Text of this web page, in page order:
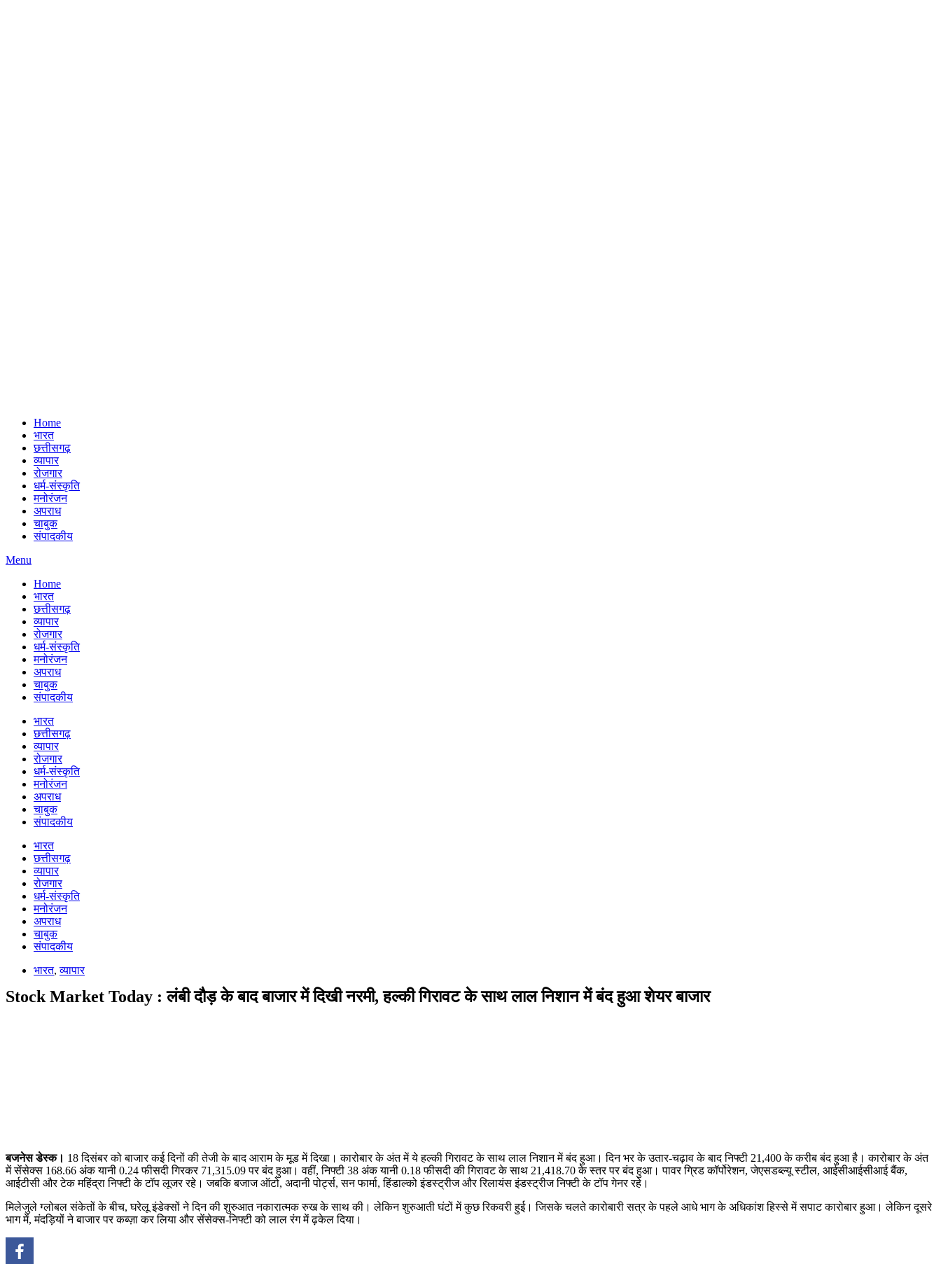
Home
भारत
छत्तीसगढ़
व्यापार
रोजगार
धर्म-संस्कृति
मनोरंजन
अपराध
चाबुक
संपादकीय
Menu
Home
भारत
छत्तीसगढ़
व्यापार
रोजगार
धर्म-संस्कृति
मनोरंजन
अपराध
चाबुक
संपादकीय
भारत
छत्तीसगढ़
व्यापार
रोजगार
धर्म-संस्कृति
मनोरंजन
अपराध
चाबुक
संपादकीय
भारत
छत्तीसगढ़
व्यापार
रोजगार
धर्म-संस्कृति
मनोरंजन
अपराध
चाबुक
संपादकीय
भारत,व्यापार
Stock Market Today : लंबी दौड़ के बाद बाजार में दिखी नरमी, हल्की गिरावट के साथ लाल निशान में बंद हुआ शेयर बाजार
बजनेस डेस्क। 18 दिसंबर को बाजार कई दिनों की तेजी के बाद आराम के मूड में दिखा। कारोबार के अंत में ये हल्की गिरावट के साथ लाल निशान में बंद हुआ। दिन भर के उतार-चढ़ाव के बाद निफ्टी 21,400 के करीब बंद हुआ है। कारोबार के अंत
में सेंसेक्स 168.66 अंक यानी 0.24 फीसदी गिरकर 71,315.09 पर बंद हुआ। वहीं, निफ्टी 38 अंक यानी 0.18 फीसदी की गिरावट के साथ 21,418.70 के स्तर पर बंद हुआ। पावर ग्रिड कॉर्पोरेशन, जेएसडब्ल्यू स्टील, आईसीआईसीआई बैंक,
आईटीसी और टेक महिंद्रा निफ्टी के टॉप लूजर रहे। जबकि बजाज ऑटो, अदानी पोर्ट्स, सन फार्मा, हिंडाल्को इंडस्ट्रीज और रिलायंस इंडस्ट्रीज निफ्टी के टॉप गेनर रहे।
मिलेजुले ग्लोबल संकेतों के बीच, घरेलू इंडेक्सों ने दिन की शुरुआत नकारात्मक रुख के साथ की। लेकिन शुरुआती घंटों में कुछ रिकवरी हुई। जिसके चलते कारोबारी सत्र के पहले आधे भाग के अधिकांश हिस्से में सपाट कारोबार हुआ। लेकिन दूसरे
भाग में, मंदड़ियों ने बाजार पर कब्ज़ा कर लिया और सेंसेक्स-निफ्टी को लाल रंग में ढ़केल दिया।